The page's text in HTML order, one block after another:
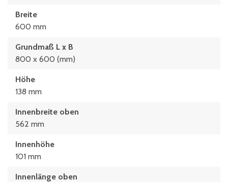
Breite
600 mm
Grundmaß L x B
800 x 600 (mm)
Höhe
138 mm
Innenbreite oben
562 mm
Innenhöhe
101 mm
Innenlänge oben